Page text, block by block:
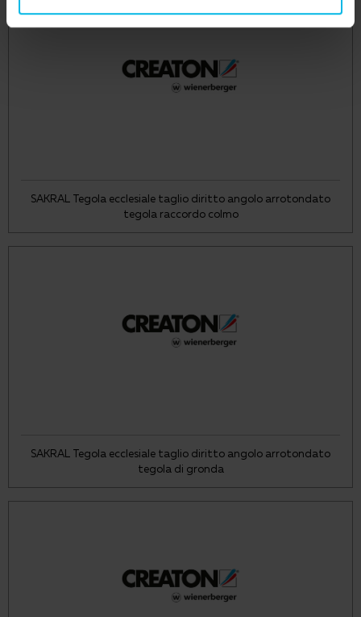
SAKRAL Tegola ecclesiale taglio diritto angolo arrotondato
tegola raccordo colmo
SAKRAL Tegola ecclesiale taglio diritto angolo arrotondato
tegola di gronda